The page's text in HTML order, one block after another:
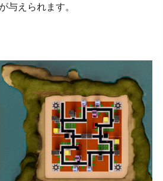
与えられます。